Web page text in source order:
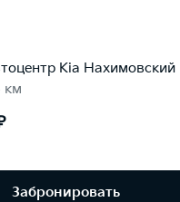
Kia Нахимовский
км
Забронировать